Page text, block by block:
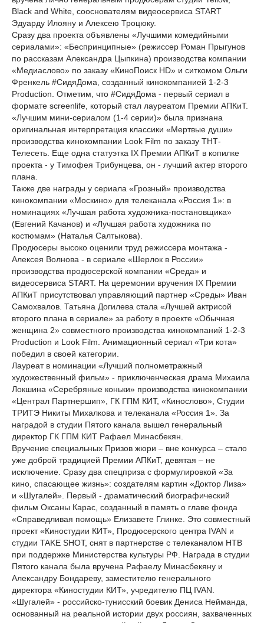
Black and White, сооснователям видеосервиса START
Эдуарду Илояну и Алексею Троцюку.
Сразу два проекта объявлены «Лучшими комедийными
сериалами»: «Беспринципные» (режиссер Роман Прыгунов
по рассказам Александра Цыпкина) производства компании
«Медиаслово» по заказу «КиноПоиск HD» и ситкомом Ольги
Френкель #СидяДома, созданный кинокомпанией 1-2-3
Production. Отметим, что #СидяДома - первый сериал в
формате screenlife, который стал лауреатом Премии АПКиТ.
«Лучшим мини-сериалом (1-4 серии)» была признана
оригинальная интерпретация классики «Мертвые души»
производства кинокомпании Look Film по заказу ТНТ-
Телесеть. Еще одна статуэтка IX Премии АПКиТ в копилке
проекта - у Тимофея Трибунцева, он - лучший актер второго
плана.
Также две награды у сериала «Грозный» производства
кинокомпании «Москино» для телеканала «Россия 1»: в
номинациях «Лучшая работа художника-постановщика»
(Евгений Качанов) и «Лучшая работа художника по
костюмам» (Наталья Салтыкова).
Продюсеры высоко оценили труд режиссера монтажа -
Алексея Волнова - в сериале «Шерлок в России»
производства продюсерской компании «Среда» и
видеосервиса START. На церемонии вручения IX Премии
АПКиТ присутствовал управляющий партнер «Среды» Иван
Самохвалов. Татьяна Догилева стала «Лучшей актрисой
второго плана в сериале» за работу в проекте «Обычная
женщина 2» совместного производства кинокомпаний 1-2-3
Production и Look Film. Анимационный сериал «Три кота»
победил в своей категории.
Лауреат в номинации «Лучший полнометражный
художественный фильм» - приключенческая драма Михаила
Локшина «Серебряные коньки» производства кинокомпании
«Централ Партнершип», ГК ГПМ КИТ, «Кинослово», Студии
ТРИТЭ Никиты Михалкова и телеканала «Россия 1». За
наградой в студии Пятого канала вышел генеральный
директор ГК ГПМ КИТ Рафаел Минасбекян.
Вручение специальных Призов жюри – вне конкурса – стало
уже доброй традицией Премии АПКиТ, девятая – не
исключение. Сразу два спецприза с формулировкой «За
кино, спасающее жизнь»: создателям картин «Доктор Лиза»
и «Шугалей». Первый - драматический биографический
фильм Оксаны Карас, созданный в память о главе фонда
«Справедливая помощь» Елизавете Глинке. Это совместный
проект «Киностудии КИТ», Продюсерского центра IVAN и
студии TAKE SHOT, снят в партнерстве с телеканалом НТВ
при поддержке Министерства культуры РФ. Награда в студии
Пятого канала была вручена Рафаелу Минасбекяну и
Александру Бондареву, заместителю генерального
директора «Киностудии КИТ», учредителю ПЦ IVAN.
«Шугалей» - российско-тунисский боевик Дениса Нейманда,
основанный на реальной истории двух россиян, захваченных